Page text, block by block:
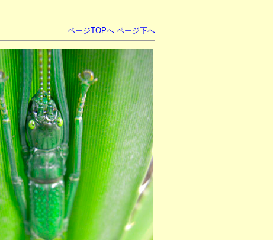
ページTOPへ ページ下へ